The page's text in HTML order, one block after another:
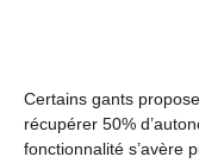
Certains gants
récupérer 50%
fonctionnalité s’avère